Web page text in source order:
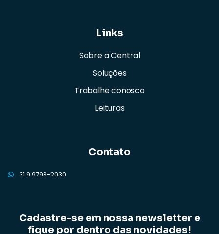
Links
Sobre a Central
Soluções
Trabalhe conosco
Leituras
Contato
31 9 9793-2030
Cadastre-se em nossa newsletter e
fique por dentro das novidades!